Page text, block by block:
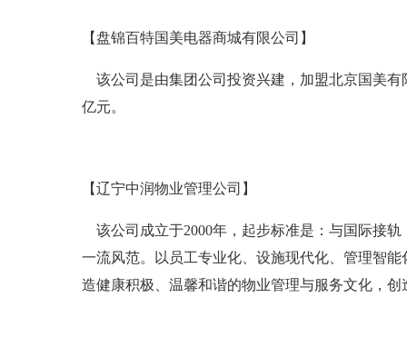
【盘锦百特国美电器商城有限公司】
该公司是由集团公司投资兴建，加盟北京国美有
亿元。
【辽宁中润物业管理公司】
该公司成立于2000年，起步标准是：与国际接
一流风范。以员工专业化、设施现代化、管理智
造健康积极、温馨和谐的物业管理与服务文化，创